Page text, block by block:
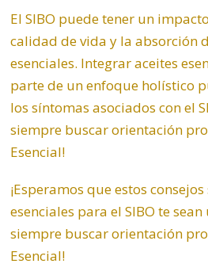
El SIBO puede tener un
calidad de vida y la absorción
esenciales. Integrar aceites
parte de un enfoque holístico
los síntomas asociados con el
siempre buscar orientación
Esencial!
¡Esperamos que estos
esenciales para el SIBO te
siempre buscar orientación
Esencial!